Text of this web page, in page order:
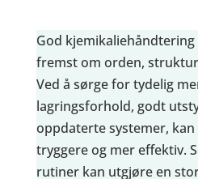
God
fremst om orden,
Ved å sørge for tydelig
lagringsforhold, godt
oppdaterte systemer,
tryggere og mer effektiv.
rutiner kan utgjøre en